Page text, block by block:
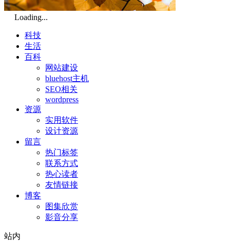
Loading...
科技
生活
百科
网站建设
bluehost主机
SEO相关
wordpress
资源
实用软件
设计资源
留言
热门标签
联系方式
热心读者
友情链接
博客
图集欣赏
影音分享
站内